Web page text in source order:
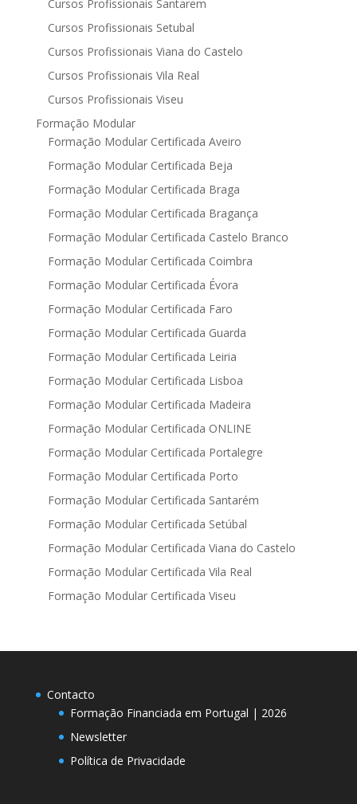
Cursos Profissionais Santarem
Cursos Profissionais Setubal
Cursos Profissionais Viana do Castelo
Cursos Profissionais Vila Real
Cursos Profissionais Viseu
Formação Modular
Formação Modular Certificada Aveiro
Formação Modular Certificada Beja
Formação Modular Certificada Braga
Formação Modular Certificada Bragança
Formação Modular Certificada Castelo Branco
Formação Modular Certificada Coimbra
Formação Modular Certificada Évora
Formação Modular Certificada Faro
Formação Modular Certificada Guarda
Formação Modular Certificada Leiria
Formação Modular Certificada Lisboa
Formação Modular Certificada Madeira
Formação Modular Certificada ONLINE
Formação Modular Certificada Portalegre
Formação Modular Certificada Porto
Formação Modular Certificada Santarém
Formação Modular Certificada Setúbal
Formação Modular Certificada Viana do Castelo
Formação Modular Certificada Vila Real
Formação Modular Certificada Viseu
Contacto
Formação Financiada em Portugal | 2026
Newsletter
Política de Privacidade